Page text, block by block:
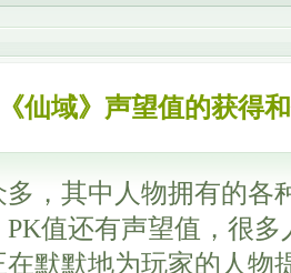
《仙域》声望值的获得
，其中人物拥有的各
PK值还有声望值，很
在默默地为玩家的人物